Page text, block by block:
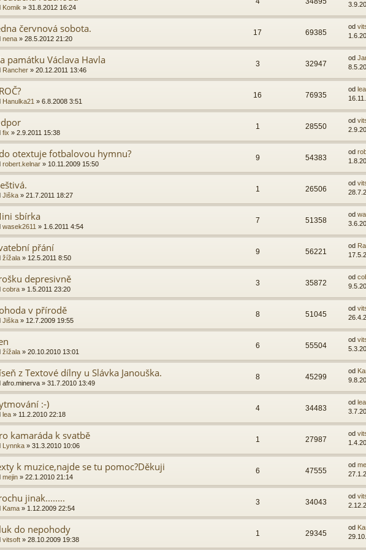
Komik » 31.8.2012 16:24
červnová sobota.
nena » 28.5.2012 21:20
17 69385
od
památku Václava Havla
Rancher » 20.12.2011 13:46
3 32947
od
Hanulka21 » 6.8.2008 3:51
16 76935
od lea
fix » 2.9.2011 15:38
1 28550
od
otextuje fotbalovou hymnu?
robert.kelnar » 10.11.2009 15:50
9 54383
od
Jiška » 21.7.2011 18:27
1 26506
od
sbírka
wasek2611 » 1.6.2011 4:54
7 51358
od
přání
žížala » 12.5.2011 8:50
9 56221
od
depresivně
cobra » 1.5.2011 23:20
3 35872
od
v přírodě
Jiška » 12.7.2009 19:55
8 51045
od
žížala » 20.10.2010 13:01
6 55504
od
z Textové dílny u Slávka Janouška.
afro.minerva » 31.7.2010 13:49
8 45299
od
:-)
lea » 11.2.2010 22:18
4 34483
od lea
kamaráda k svatbě
Lynnka » 31.3.2010 10:06
1 27987
od
k muzice,najde se tu pomoc?Děkuji
mejin » 22.1.2010 21:14
6 47555
od
jinak........
Kama » 1.12.2009 22:54
3 34043
od
do nepohody
vitsoft » 28.10.2009 19:38
1 29345
od